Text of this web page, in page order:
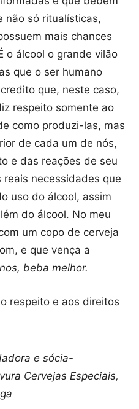
não só ritualísticas,
mais chances
o álcool o grande vilão
que o ser humano
que, neste caso,
respeito somente ao
como produzi-las, mas
de cada um de nós,
e das reações de seu
necessidades que
uso do álcool, assim
do álcool. No meu
um copo de cerveja
e que vença a
beba melhor.
respeito e aos direitos
e sócia-
Cervejas Especiais,